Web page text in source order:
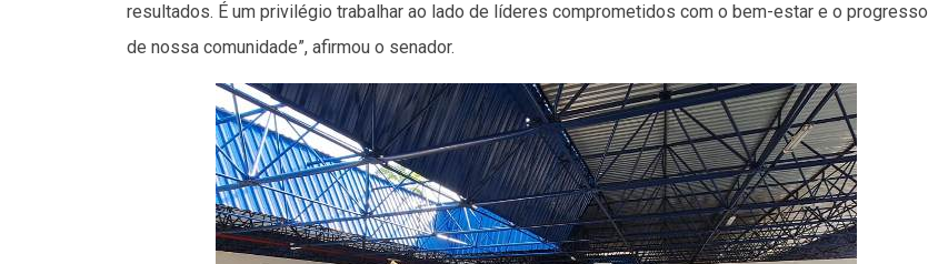
resultados. É um privilégio trabalhar ao lado de líderes comprometidos com o bem-estar e o progresso
de nossa comunidade”, afirmou o senador.